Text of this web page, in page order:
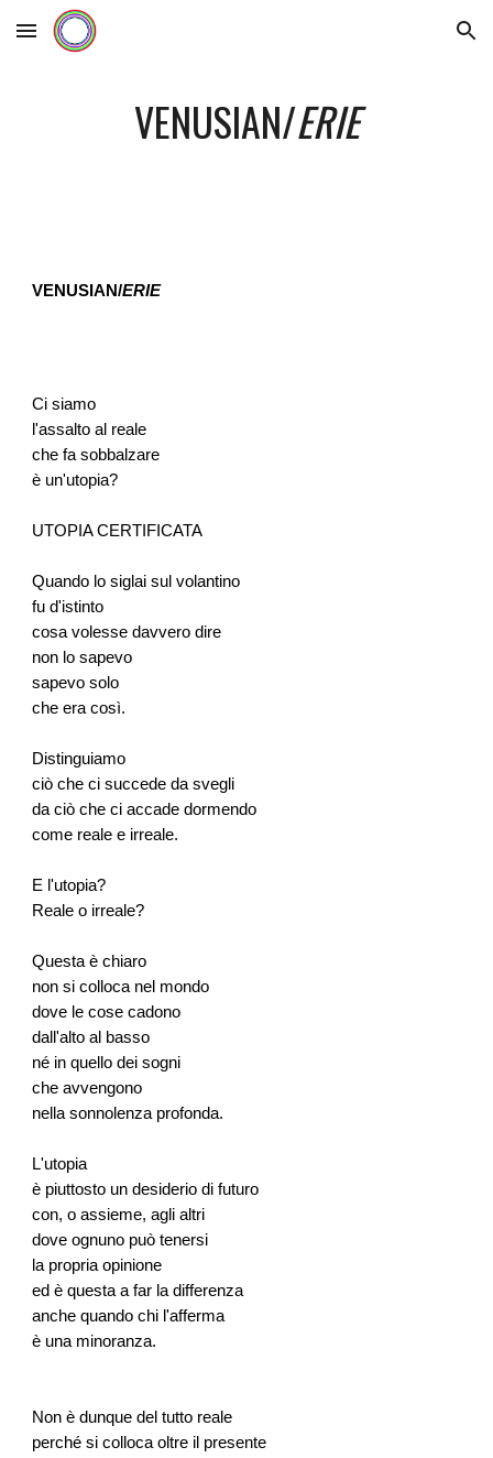
Skip to main content Skip to navigation
VENUSIAN/ERIE
VENUSIAN/ERIE
Ci siamo
l'assalto al reale
che fa sobbalzare
è un'utopia?
UTOPIA CERTIFICATA
Quando lo siglai sul volantino
fu d'istinto
cosa volesse davvero dire
non lo sapevo
sapevo solo
che era così.
Distinguiamo
ciò che ci succede da svegli
da ciò che ci accade dormendo
come reale e irreale.
E l'utopia?
Reale o irreale?
Questa è chiaro
non si colloca nel mondo
dove le cose cadono
dall'alto al basso
né in quello dei sogni
che avvengono
nella sonnolenza profonda.
L'utopia
è piuttosto un desiderio di futuro
con, o assieme, agli altri
dove ognuno può tenersi
la propria opinione
ed è questa a far la differenza
anche quando chi l'afferma
è una minoranza.
Non è dunque del tutto reale
perché si colloca oltre il presente